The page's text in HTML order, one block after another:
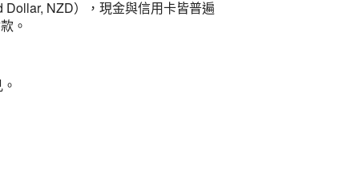
NZD），現金與信用卡皆普遍
。